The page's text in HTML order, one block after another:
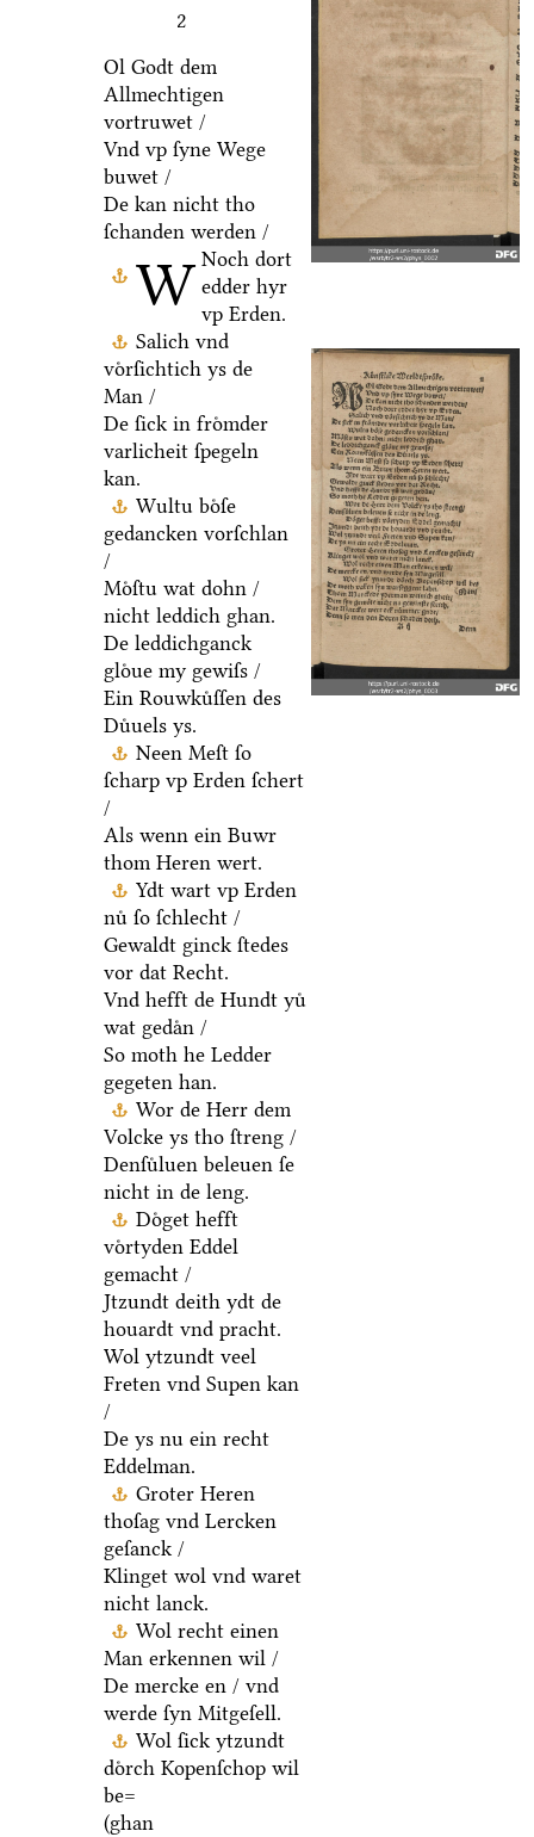
2
W
Ol Godt dem
Allmechtigen
vortruwet /
Vnd vp ſyne Wege
buwet /
De kan nicht tho
ſchanden werden /
Noch dort
edder hyr
vp Erden.
Salich vnd
voͤrſichtich ys de
Man /
De ſick in froͤmder
varlicheit ſpegeln
kan.
Wultu boͤſe
gedancken vorſchlan
/
Moͤſtu wat dohn /
nicht leddich ghan.
De leddichganck
gloͤue my gewiſs /
Ein Rouwkuͤſſen des
Duͤuels ys.
Neen Meſt ſo
ſcharp vp Erden ſchert
/
Als wenn ein Buwr
thom Heren wert.
Ydt wart vp Erden
nuͤ ſo ſchlecht /
Gewaldt ginck ſtedes
vor dat Recht.
Vnd hefft de Hundt yuͤ
wat gedaͤn /
So moth he Ledder
gegeten han.
Wor de Herr dem
Volcke ys tho ſtreng /
Denſuͤluen beleuen ſe
nicht in de leng.
Doͤget hefft
voͤrtyden Eddel
gemacht /
Jtzundt deith ydt de
houardt vnd pracht.
Wol ytzundt veel
Freten vnd Supen kan
/
De ys nu ein recht
Eddelman.
Groter Heren
thoſag vnd Lercken
geſanck /
Klinget wol vnd waret
nicht lanck.
Wol recht einen
Man erkennen wil /
De mercke en / vnd
werde ſyn Mitgeſell.
Wol ſick ytzundt
doͤrch Kopenſchop wil
be=
(ghan